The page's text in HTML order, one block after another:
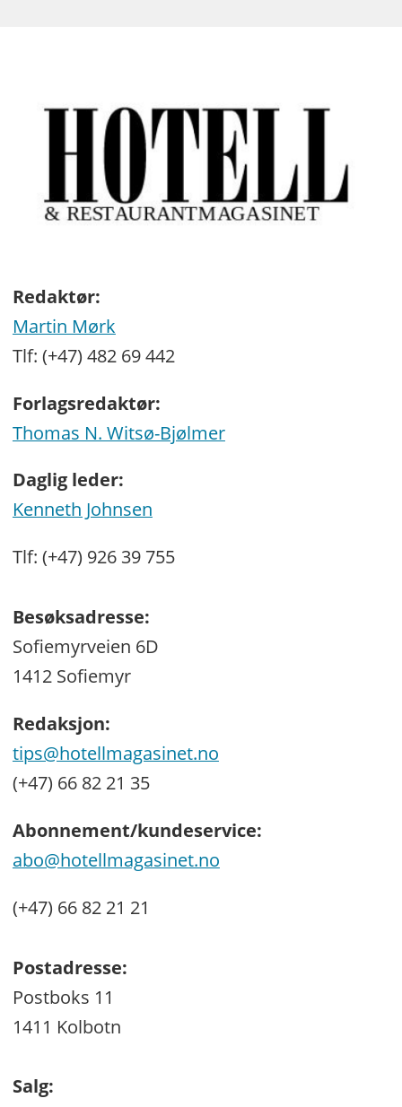
Redaktør:
Martin Mørk
Tlf: (+47) 482 69 442
Forlagsredaktør:
Thomas N. Witsø-Bjølmer
Daglig leder:
Kenneth Johnsen
Tlf: (+47) 926 39 755
Besøksadresse:
Sofiemyrveien 6D
1412 Sofiemyr
Redaksjon:
tips@hotellmagasinet.no
(+47) 66 82 21 35
Abonnement/kundeservice:
abo@hotellmagasinet.no
(+47) 66 82 21 21
Postadresse:
Postboks 11
1411 Kolbotn
Salg: